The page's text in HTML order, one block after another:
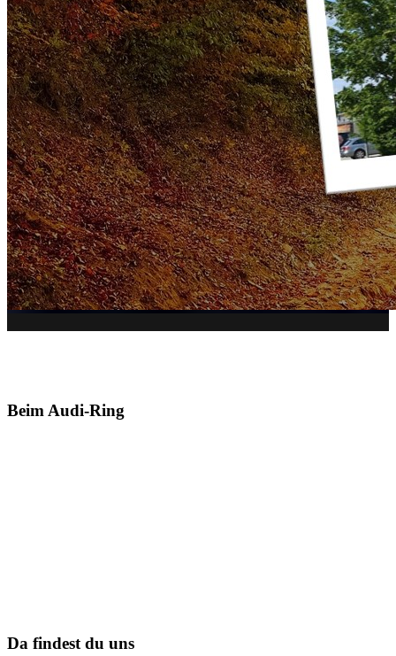
Beim Audi-Ring
Da findest du uns